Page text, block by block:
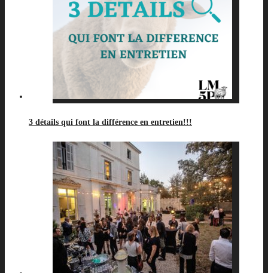
3 détails qui font la différence en entretien!!!